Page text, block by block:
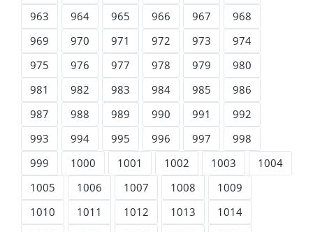
963
964 965 966 967
968
969
970 971 972 973
974
975
976 977 978 979
980
981
982 983 984 985
986
987
988 989 990 991
992
993
994 995 996 997
998
999
1000 1001 1002 1003
1004
1005
1006 1007 1008
1009
1010
1011 1012 1013
1014